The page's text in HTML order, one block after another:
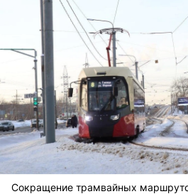
Сокращение трамвайных